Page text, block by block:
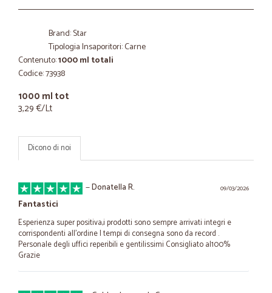
Brand: Star
Tipologia Insaporitori: Carne
Contenuto:1000 ml totali
Codice: 73938
1000 ml tot
3,29 €/Lt
Dicono di noi
09/03/2026
—Donatella R.
Fantastici
Esperienza super positiva,i prodotti sono sempre arrivati integri e
corrispondenti all'ordine I tempi di consegna sono da record .
Personale degli uffici reperibili e gentilissimi Consigliato al100%
Grazie